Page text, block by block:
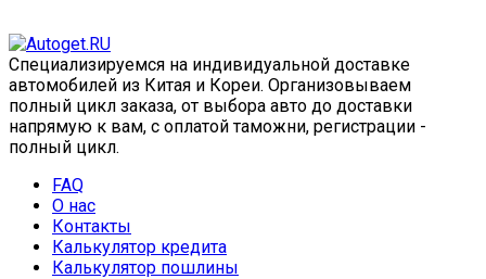
Специализируемся на индивидуальной доставке
автомобилей из Китая и Кореи. Организовываем
полный цикл заказа, от выбора авто до доставки
напрямую к вам, с оплатой таможни, регистрации -
полный цикл.
FAQ
О нас
Контакты
Калькулятор кредита
Калькулятор пошлины